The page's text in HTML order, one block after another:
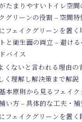
たまりやすいトイレ空間
グリーンの役割 – 空間
フェイクグリーンを置
と衛生面の両立 – 避け
バイス
くないと言われる理由の
く理解し解決策まで解説
本原則から見るフェイ
い方 – 具体的な工夫・
フェイクグリーンを置